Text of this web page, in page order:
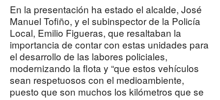
En la presentación ha estado el alcalde, José
Manuel Tofiño, y el subinspector de la Policía
Local, Emilio Figueras, que resaltaban la
importancia de contar con estas unidades para
el desarrollo de las labores policiales,
modernizando la flota y “que estos vehículos
sean respetuosos con el medioambiente,
puesto que son muchos los kilómetros que se